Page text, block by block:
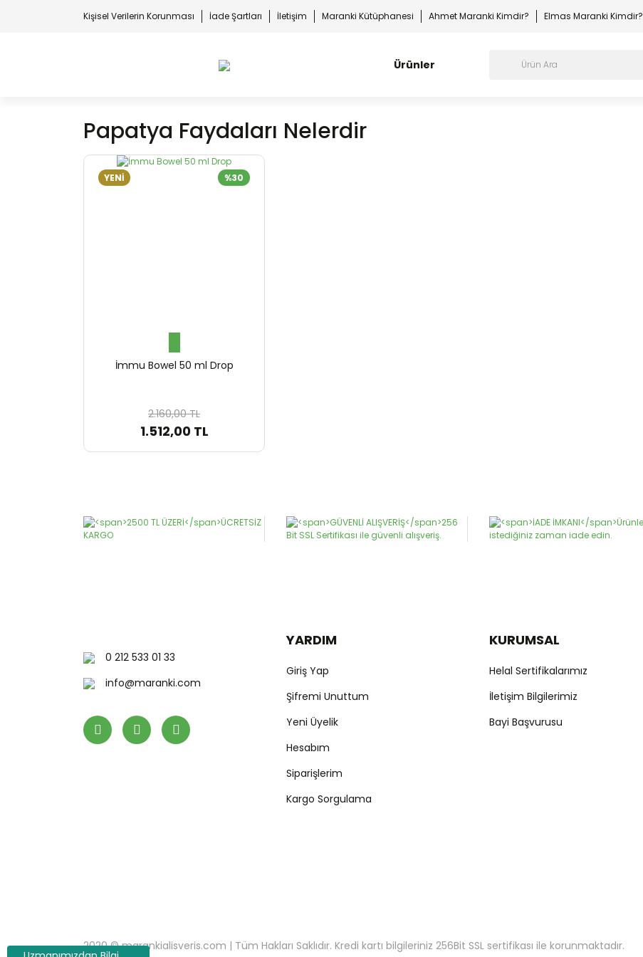
Kişisel Verilerin Korunması İade Şartları İletişim Maranki Kütüphanesi Ahmet Maranki Kimdir? Elmas Maranki Kimdir?
Ürünler
Papatya Faydaları Nelerdir
%30
YENİ
İmmu Bowel 50 ml Drop
2.160,00 TL
1.512,00 TL
0 212 533 01 33
info@maranki.com
YARDIM
Giriş Yap
Şifremi Unuttum
Yeni Üyelik
Hesabım
Siparişlerim
Kargo Sorgulama
KURUMSAL
Helal Sertifikalarımız
İletişim Bilgilerimiz
Bayi Başvurusu
2020 © marankialisveris.com | Tüm Hakları Saklıdır. Kredi kartı bilgileriniz 256Bit SSL sertifikası ile korunmaktadır.